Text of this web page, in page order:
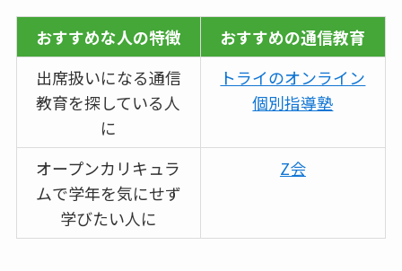
おすすめな人の特徴
おすすめの通信教育
出席扱いになる通信
教育を探している人
に
トライのオンライン
個別指導塾
オープンカリキュラ
ムで学年を気にせず
学びたい人に
Z会